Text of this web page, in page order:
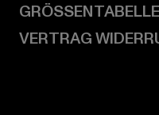
GRÖSSENTABELLE
VERTRAG